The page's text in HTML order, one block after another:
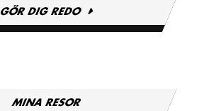
GÖR DIG REDO
MINA RESOR